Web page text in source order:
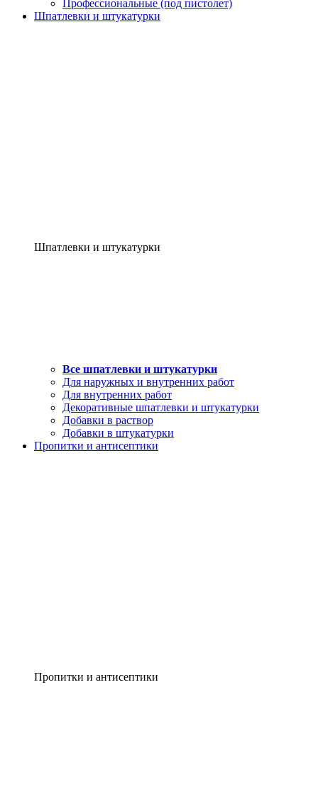
Профессиональные (под пистолет)
Шпатлевки и штукатурки
Шпатлевки и штукатурки
Все шпатлевки и штукатурки
Для наружных и внутренних работ
Для внутренних работ
Декоративные шпатлевки и штукатурки
Добавки в раствор
Добавки в штукатурки
Пропитки и антисептики
Пропитки и антисептики